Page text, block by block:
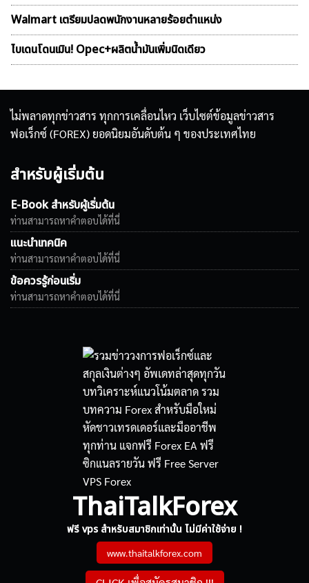
Walmart เตรียมปลดพนักงานหลายร้อยตำแหน่ง
ไบเดนโดนเมิน! Opec+ผลิตน้ำมันเพิ่มนิดเดียว
ไม่พลาดทุกข่าวสาร ทุกการเคลื่อนไหว เว็บไซต์ข้อมูลข่าวสาร
ฟอเร็กซ์ (FOREX) ยอดนิยมอันดับต้น ๆ ของประเทศไทย
สำหรับผู้เริ่มต้น
E-Book สำหรับผู้เริ่มต้น
ท่านสามารถหาคำตอบได้ที่นี่
แนะนำเทคนิค
ท่านสามารถหาคำตอบได้ที่นี่
ข้อควรรู้ก่อนเริ่ม
ท่านสามารถหาคำตอบได้ที่นี่
ThaiTalkForex
ฟรี vps สำหรับสมาชิกเท่านั้น ไม่มีค่าใช้จ่าย !
www.thaitalkforex.com